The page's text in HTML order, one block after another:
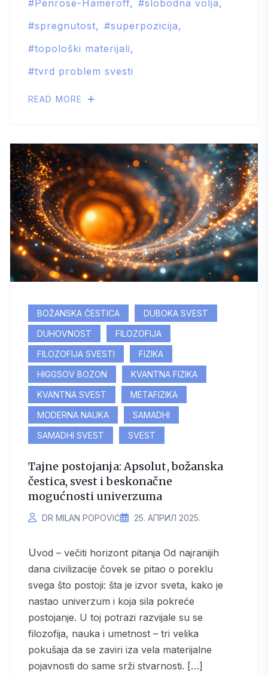
Penrose-Hameroff
slobodna volja
spregnutost
superpozicija
topološki materijali
tvrd problem svesti
READ MORE
BOŽANSKA ČESTICA
DUBOKA SVEST
DUHOVNOST
FILOZOFIJA
FILOZOFIJA SVESTI
FIZIKA
HIGGSOV BOZON
KVANTNA FIZIKA
KVANTNA SVEST
METAFIZIKA
MODERNA NAUKA
SAMADHI
SAMADHI SVEST
SVEST
Tajne postojanja: Apsolut, božanska
čestica, svest i beskonačne
mogućnosti univerzuma
DR MILAN POPOVIĆ 25. АПРИЛ 2025.
Uvod – večiti horizont pitanja Od najranijih
dana civilizacije čovek se pitao o poreklu
svega što postoji: šta je izvor sveta, kako je
nastao univerzum i koja sila pokreće
postojanje. U toj potrazi razvijale su se
filozofija, nauka i umetnost – tri velika
pokušaja da se zaviri iza vela materijalne
pojavnosti do same srži stvarnosti. […]